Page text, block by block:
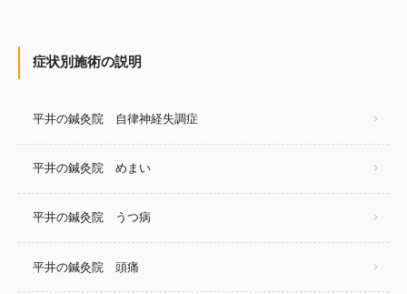
症状別施術の説明
平井の鍼灸院 自律神経失調症
平井の鍼灸院 めまい
平井の鍼灸院 うつ病
平井の鍼灸院 頭痛